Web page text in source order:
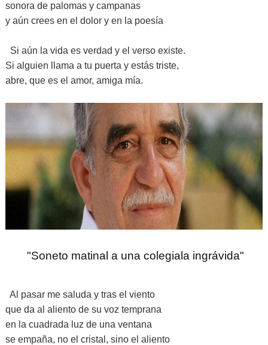
sonora de palomas y campanas
y aún crees en el dolor y en la poesía
Si aún la vida es verdad y el verso existe.
Si alguien llama a tu puerta y estás triste,
abre, que es el amor, amiga mía.
"Soneto matinal a una colegiala ingrávida"
Al pasar me saluda y tras el viento
que da al aliento de su voz temprana
en la cuadrada luz de una ventana
se empaña, no el cristal, sino el aliento